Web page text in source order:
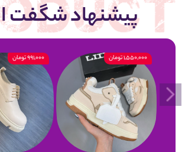
پیشنهاد شگفت
1,550,000 تومان 991,000 تومان